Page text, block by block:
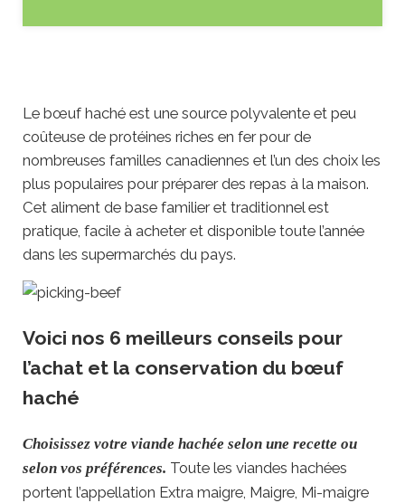
Le bœuf haché est une source polyvalente et peu
coûteuse de protéines riches en fer pour de
nombreuses familles canadiennes et l’un des choix les
plus populaires pour préparer des repas à la maison.
Cet aliment de base familier et traditionnel est
pratique, facile à acheter et disponible toute l’année
dans les supermarchés du pays.
Voici nos 6 meilleurs conseils pour
l’achat et la conservation du bœuf
haché
Choisissez votre viande hachée selon une recette ou
selon vos préférences. Toute les viandes hachées
portent l’appellation Extra maigre, Maigre, Mi-maigre